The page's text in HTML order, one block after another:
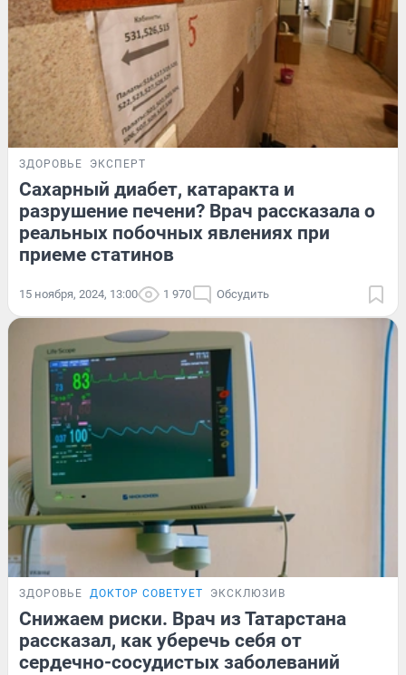
ЗДОРОВЬЕ ЭКСПЕРТ
Сахарный диабет, катаракта и
разрушение печени? Врач рассказала о
реальных побочных явлениях при
приеме статинов
15 ноября, 2024, 13:00 1 970 Обсудить
ЗДОРОВЬЕ ДОКТОР СОВЕТУЕТ ЭКСКЛЮЗИВ
Снижаем риски. Врач из Татарстана
рассказал, как уберечь себя от
сердечно-сосудистых заболеваний